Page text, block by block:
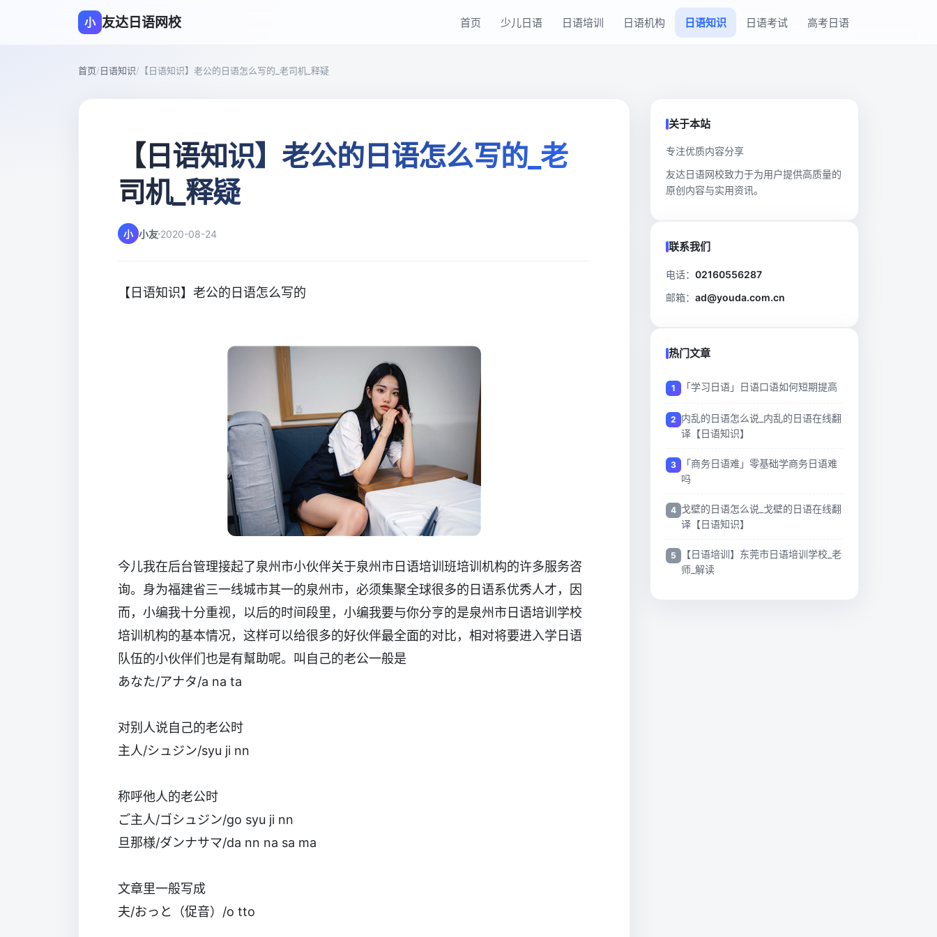
小 友达日语网校 首页 少儿日语 日语培训 日语机构 日语知识 日语考试 高考日语
首页/日语知识/ 【日语知识】老公的日语怎么写的_老司机_释疑
【日语知识】老公的日语怎么写的_老
司机_释疑
小 小友 2020-08-24
【日语知识】老公的日语怎么写的
今儿我在后台管理接起了泉州市小伙伴关于泉州市日语培训班培训机构的许多服务咨
询。身为福建省三一线城市其一的泉州市，必须集聚全球很多的日语系优秀人才，因
而，小编我十分重视，以后的时间段里，小编我要与你分亨的是泉州市日语培训学校
培训机构的基本情况，这样可以给很多的好伙伴最全面的对比，相对将要进入学日语
队伍的小伙伴们也是有幫助呢。叫自己的老公一般是
あなた/アナタ/a na ta
对别人说自己的老公时
主人/シュジン/syu ji nn
称呼他人的老公时
ご主人/ゴシュジン/go syu ji nn
旦那様/ダンナサマ/da nn na sa ma
文章里一般写成
夫/おっと（促音）/o tto
关于本站
专注优质内容分享
友达日语网校致力于为用户提供高质量的
原创内容与实用资讯。
联系我们
电话： 02160556287
邮箱： ad@youda.com.cn
热门文章
「学习日语」日语口语如何短期提高
内乱的日语怎么说_内乱的日语在线翻
译【日语知识】
「商务日语难」零基础学商务日语难
吗
戈壁的日语怎么说_戈壁的日语在线翻
译【日语知识】
【日语培训】东莞市日语培训学校_老
师_解读